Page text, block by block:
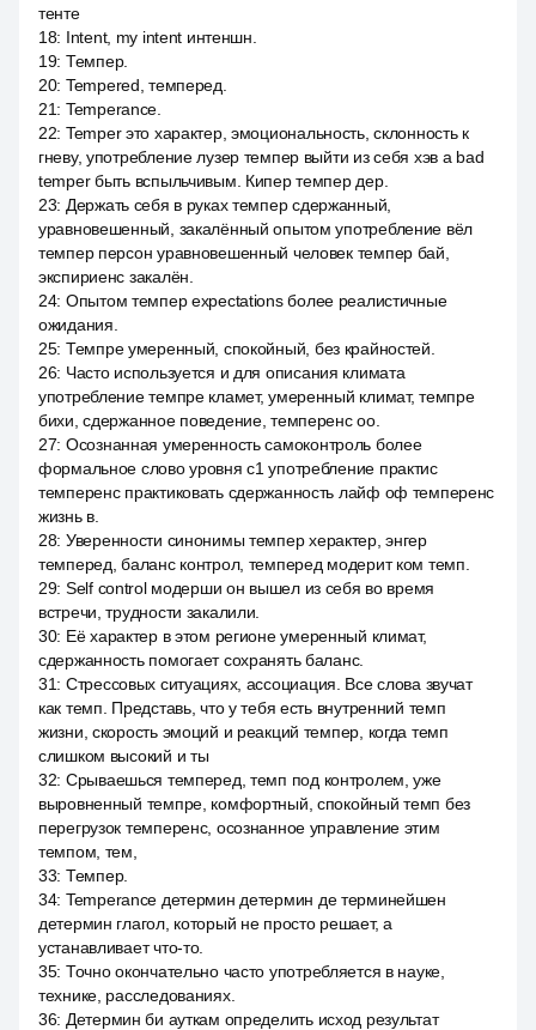
тенте
18: Intent, my intent интеншн.
19: Темпер.
20: Tempered, темперед.
21: Temperance.
22: Temper это характер, эмоциональность, склонность к
гневу, употребление лузер темпер выйти из себя хэв a bad
temper быть вспыльчивым. Кипер темпер дер.
23: Держать себя в руках темпер сдержанный,
уравновешенный, закалённый опытом употребление вёл
темпер персон уравновешенный человек темпер бай,
экспириенс закалён.
24: Опытом темпер expectations более реалистичные
ожидания.
25: Темпре умеренный, спокойный, без крайностей.
26: Часто используется и для описания климата
употребление темпре кламет, умеренный климат, темпре
бихи, сдержанное поведение, темперенс оо.
27: Осознанная умеренность самоконтроль более
формальное слово уровня c1 употребление практис
темперенс практиковать сдержанность лайф оф темперенс
жизнь в.
28: Уверенности синонимы темпер херактер, энгер
темперед, баланс контрол, темперед модерит ком темп.
29: Self control модерши он вышел из себя во время
встречи, трудности закалили.
30: Её характер в этом регионе умеренный климат,
сдержанность помогает сохранять баланс.
31: Стрессовых ситуациях, ассоциация. Все слова звучат
как темп. Представь, что у тебя есть внутренний темп
жизни, скорость эмоций и реакций темпер, когда темп
слишком высокий и ты
32: Срываешься темперед, темп под контролем, уже
выровненный темпре, комфортный, спокойный темп без
перегрузок темперенс, осознанное управление этим
темпом, тем,
33: Темпер.
34: Temperance детермин детермин де терминейшен
детермин глагол, который не просто решает, а
устанавливает что-то.
35: Точно окончательно часто употребляется в науке,
технике, расследованиях.
36: Детермин би ауткам определить исход результат